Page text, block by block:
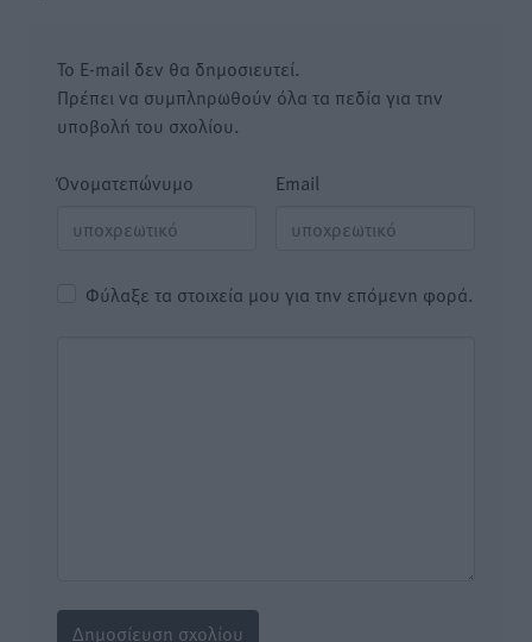
Το E-mail δεν θα δημοσιευτεί.
Πρέπει να συμπληρωθούν όλα τα πεδία για την
υποβολή του σχολίου.
Όνοματεπώνυμο Email
Φύλαξε τα στοιχεία μου για την επόμενη φορά.